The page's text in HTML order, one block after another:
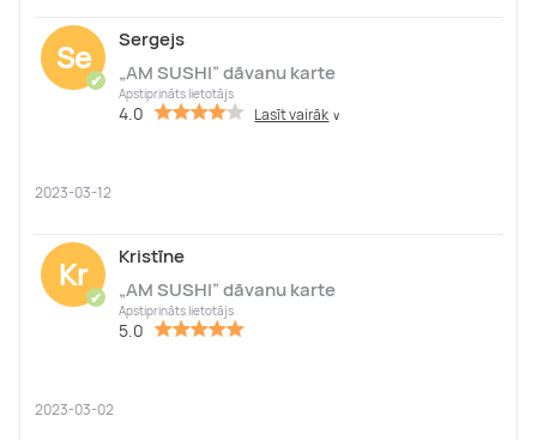
Se
✔
Sergejs
„AM SUSHI” dāvanu karte
Apstiprināts lietotājs
4.0 Lasīt vairāk ∨
2023-03-12
Kr
✔
Kristīne
„AM SUSHI” dāvanu karte
Apstiprināts lietotājs
5.0
2023-03-02